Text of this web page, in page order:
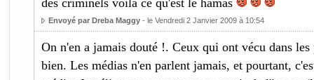
des criminels voila ce qu'est le hamas
Envoyé par Dreba Maggy- le Vendredi 2 Janvier 2009 à 10:54
On n'en a jamais douté !. Ceux qui ont vécu dans les
bien. Les médias n'en parlent jamais, et pourtant,